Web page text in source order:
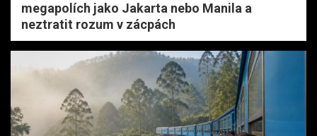
megapolích jako Jakarta nebo Manila a
neztratit rozum v zácpách